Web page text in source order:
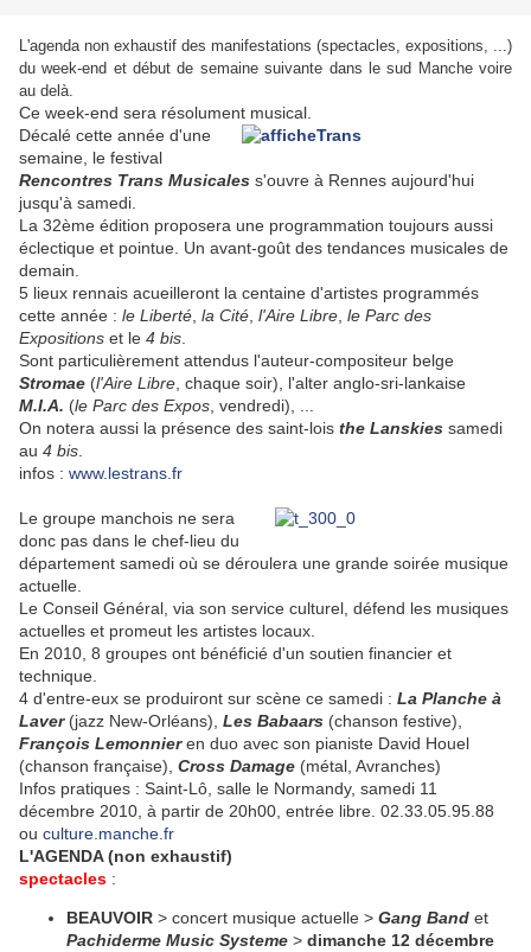
L'agenda non exhaustif des manifestations (spectacles, expositions, ...)
du week-end et début de semaine suivante dans le sud Manche voire
au delà.
Ce week-end sera résolument musical.
Décalé cette année d'une
semaine, le festival
Rencontres Trans Musicales s'ouvre à Rennes aujourd'hui
jusqu'à samedi.
La 32ème édition proposera une programmation toujours aussi
éclectique et pointue. Un avant-goût des tendances musicales de
demain.
5 lieux rennais acueilleront la centaine d'artistes programmés
cette année : le Liberté la Cité l'Aire Libre le Parc des
Expositions et le 4 bis
Sont particulièrement attendus l'auteur-compositeur belge
Stromae (l'Aire Libre , chaque soir), l'alter anglo-sri-lankaise
M.I.A. (le Parc des Expos , vendredi), ...
On notera aussi la présence des saint-lois the Lanskies samedi
au 4 bis
infos : www.lestrans.fr
Le groupe manchois ne sera
donc pas dans le chef-lieu du
département samedi où se déroulera une grande soirée musique
actuelle.
Le Conseil Général, via son service culturel, défend les musiques
actuelles et promeut les artistes locaux.
En 2010, 8 groupes ont bénéficié d'un soutien financier et
technique.
4 d'entre-eux se produiront sur scène ce samedi : La Planche à
Laver(jazz New-Orléans), Les Babaars (chanson festive),
François Lemonnieren duo avec son pianiste David Houel
(chanson française), Cross Damage (métal, Avranches)
Infos pratiques : Saint-Lô, salle le Normandy, samedi 11
décembre 2010, à partir de 20h00, entrée libre. 02.33.05.95.88
ou culture.manche.fr
L'AGENDA (non exhaustif)
spectacles :
BEAUVOIR > concert musique actuelle > Gang Band et
Pachiderme Music Systeme > dimanche 12 décembre